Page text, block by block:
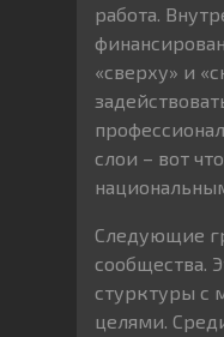
работа.
«сверху» и
слои – вот
Следующие
сообщества.
стурктуры с
целями.